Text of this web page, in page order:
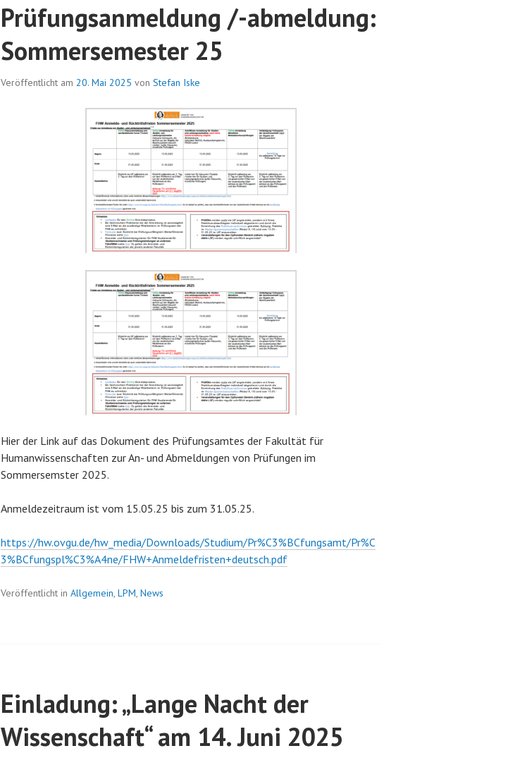
Prüfungsanmeldung /-abmeldung:
Sommersemester 25
Veröffentlicht am 20. Mai 2025 von Stefan Iske
Hier der Link auf das Dokument des Prüfungsamtes der Fakultät für
Humanwissenschaften zur An- und Abmeldungen von Prüfungen im
Sommersemster 2025.
Anmeldezeitraum ist vom 15.05.25 bis zum 31.05.25.
https://hw.ovgu.de/hw_media/Downloads/Studium/Pr%C3%BCfungsamt/Pr%C
3%BCfungspl%C3%A4ne/FHW+Anmeldefristen+deutsch.pdf
Veröffentlicht in Allgemein, LPM, News
Einladung: „Lange Nacht der
Wissenschaft“ am 14. Juni 2025